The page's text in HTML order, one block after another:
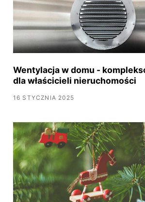
Wentylacja w domu -
dla właścicieli nieruchomości
16 STYCZNIA 2025